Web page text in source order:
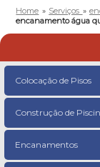
Home » Serviços »
encanamento água
Colocação de Pisos
Construção de
Encanamentos